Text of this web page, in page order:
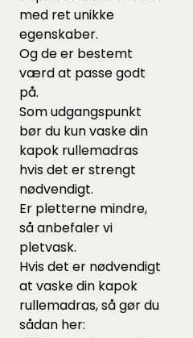
med ret unikke
egenskaber.
Og de er bestemt
værd at passe godt
på.
Som udgangspunkt
bør du kun vaske din
kapok rullemadras
hvis det er strengt
nødvendigt.
Er pletterne mindre,
så anbefaler vi
pletvask.
Hvis det er nødvendigt
at vaske din kapok
rullemadras, så gør du
sådan her: